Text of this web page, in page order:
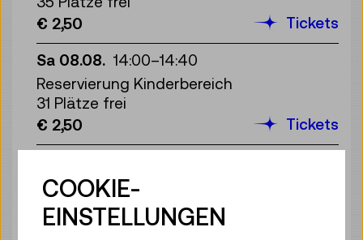
€ 2,50
Tickets
Sa 08.08. 14:00–14:40
Reservierung Kinderbereich
31 Plätze frei
€ 2,50
Tickets
Reservierung Kinderbereich
33 Plätze frei
€ 2,50
COOKIE-
EINSTELLUNGEN